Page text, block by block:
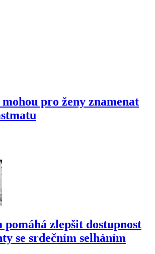
pro ženy znamenat
pomáhá zlepšit dostupnost
se srdečním selháním